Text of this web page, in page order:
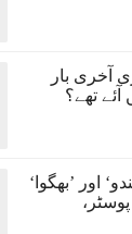
آخری بار
تھے؟
اور ’بھگوا‘